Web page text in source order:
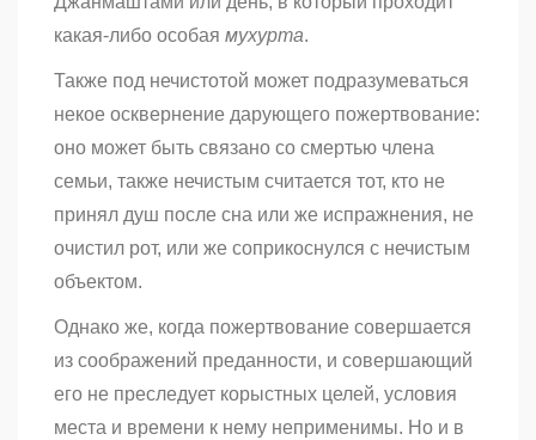
какая-либо особая мухурта.
Также под нечистотой может подразумеваться
некое осквернение дарующего пожертвование:
оно может быть связано со смертью члена
семьи, также нечистым считается тот, кто не
принял душ после сна или же испражнения, не
очистил рот, или же соприкоснулся с нечистым
объектом.
Однако же, когда пожертвование совершается
из соображений преданности, и совершающий
его не преследует корыстных целей, условия
места и времени к нему неприменимы. Но и в